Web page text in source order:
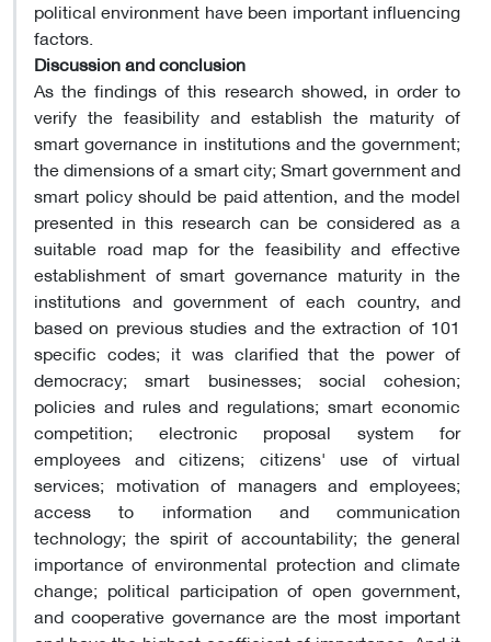
political environment have been important influencing
factors.
Discussion and conclusion
As the findings of this research showed, in order to
verify the feasibility and establish the maturity of
smart governance in institutions and the government;
the dimensions of a smart city; Smart government and
smart policy should be paid attention, and the model
presented in this research can be considered as a
suitable road map for the feasibility and effective
establishment of smart governance maturity in the
institutions and government of each country, and
based on previous studies and the extraction of 101
specific codes; it was clarified that the power of
democracy; smart businesses; social cohesion;
policies and rules and regulations; smart economic
competition; electronic proposal system for
employees and citizens; citizens' use of virtual
services; motivation of managers and employees;
access to information and communication
technology; the spirit of accountability; the general
importance of environmental protection and climate
change; political participation of open government,
and cooperative governance are the most important